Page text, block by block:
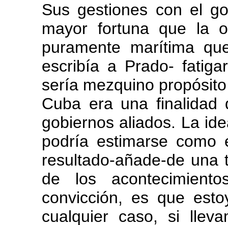
Sus gestiones con el
mayor fortuna que la
puramente marítima
escribía a Prado-
sería mezquino
Cuba era una
gobiernos aliados. La
podría estimarse
resultado-añade-de
de los
convicción, es que
cualquier caso, si